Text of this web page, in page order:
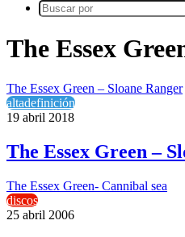
The Essex
The Essex Green – Sloane Ranger
altadefinición
19 abril 2018
The Essex Green –
The Essex Green- Cannibal sea
discos
25 abril 2006